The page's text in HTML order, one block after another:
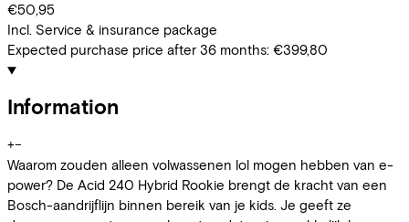
€50,95
Incl. Service & insurance package
Expected purchase price after 36 months: €399,80
Information
+−
Waarom zouden alleen volwassenen lol mogen hebben van e-
power? De Acid 240 Hybrid Rookie brengt de kracht van een
Bosch-aandrijflijn binnen bereik van je kids. Je geeft ze